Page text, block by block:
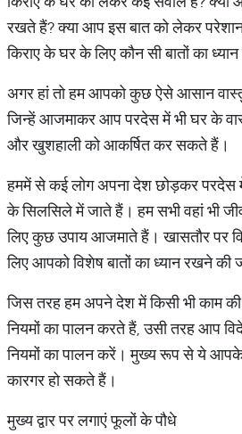
रखते हैं? क्या आप इस बात को लेकर
किराए के घर के लिए कौन सी बातों का ध्यान
अगर हां तो हम आपको कुछ ऐसे आसान वास्तु
जिन्हें आजमाकर आप परदेस में भी घर के
और खुशहाली को आकर्षित कर सकते हैं।
हममें से कई लोग अपना देश छोड़कर परदेस में
के सिलसिले में जाते हैं। हम सभी वहां भी
लिए कुछ उपाय आजमाते हैं। खासतौर पर
लिए आपको विशेष बातों का ध्यान रखने की
जिस तरह हम अपने देश में किसी भी काम
नियमों का पालन करते हैं, उसी तरह आप
नियमों का पालन करें। मुख्य रूप से ये आपके
कारगर हो सकते हैं।
मुख्य द्वार पर लगाएं फूलों के पौधे